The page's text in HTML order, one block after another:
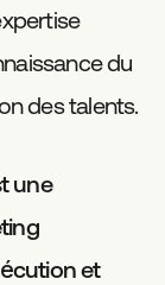
du
des talents.
une
et